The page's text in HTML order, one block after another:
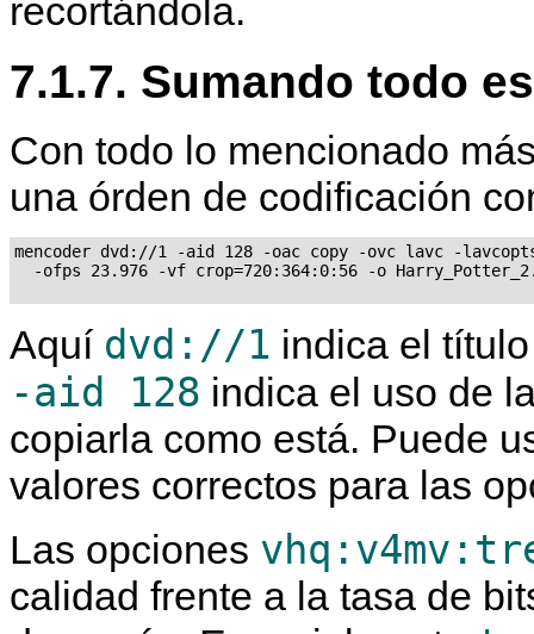
recortándola.
7.1.7. Sumando todo
Con todo lo mencionado
una órden de codificación
mencoder dvd://1 -aid 128 -oac copy -ovc lavc -
-ofps 23.976 -vf crop=720:364:0:56 -o
Aquí dvd://1 indica el
-aid 128 indica el uso de
copiarla como está. Puede
valores correctos para las
Las opciones
calidad frente a la tasa de